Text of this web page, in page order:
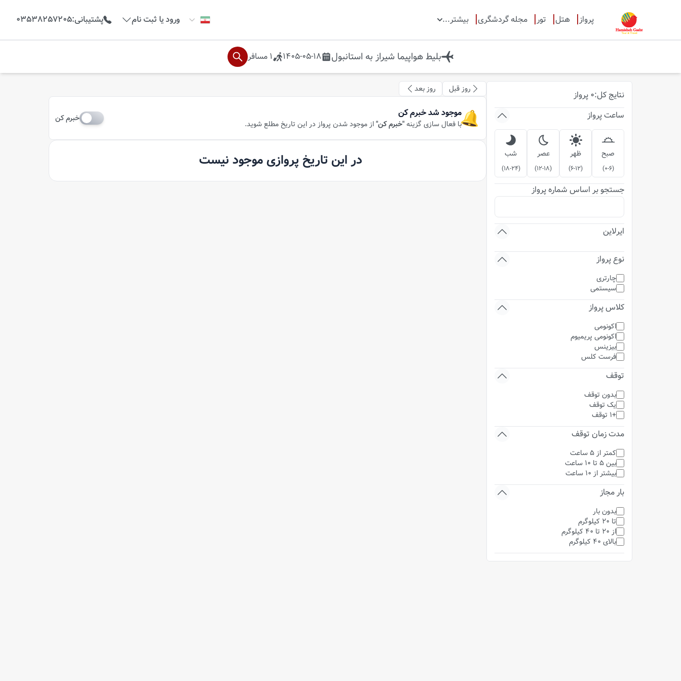
پرواز هتل تور مجله گردشگری بیشتر... ورود یا ثبت نام پشتیبانی:
03538257205
بلیط هواپیما شیراز به استانبول 1405-05-18
1 مسافر
نتایج کل:
0 پرواز
ساعت پرواز
صبح
(
0-6
)
ظهر
(
6-12
)
عصر
(
12-18
)
شب
(
18-24
)
جستجو بر اساس شماره پرواز
ایرلاین
نوع پرواز
چارتری
سیستمی
کلاس پرواز
اکونومی
اکونومی پریمیوم
بیزینس
فرست کلس
توقف
بدون توقف
یک توقف
+1 توقف
مدت زمان توقف
کمتر از 5 ساعت
بین 5 تا 10 ساعت
بیشتر از 10 ساعت
بار مجاز
بدون بار
تا 20 کیلوگرم
از 20 تا 40 کیلوگرم
بالای 40 کیلوگرم
روز قبل روز بعد
موجود شد خبرم کن
با فعال سازی گزینه"خبرم کن"از موجود شدن پرواز در این تاریخ مطلع شوید.
خبرم کن
در این تاریخ پروازی موجود نیست